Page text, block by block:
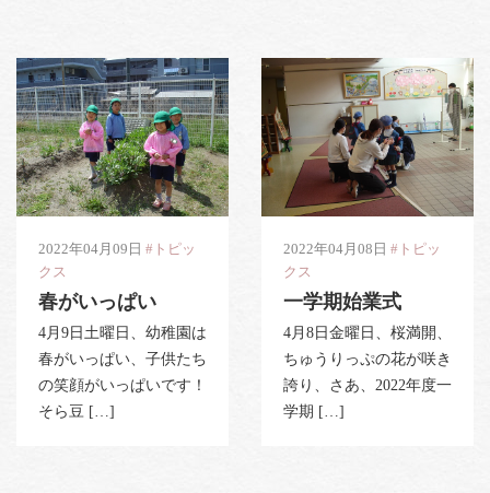
2022年04月09日 #トピッ
クス
春がいっぱい
4月9日土曜日、幼稚園は
春がいっぱい、子供たち
の笑顔がいっぱいです！
そら豆 […]
2022年04月08日 #トピッ
クス
一学期始業式
4月8日金曜日、桜満開、
ちゅうりっぷの花が咲き
誇り、さあ、2022年度一
学期 […]